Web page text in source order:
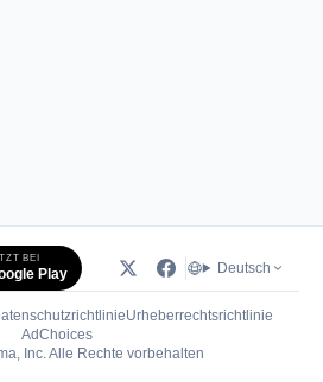
BEI
Play Deutsch
Urheberrechtsrichtlinie
AdChoices(öffnet in neuem Tab)
Inc. Alle Rechte vorbehalten